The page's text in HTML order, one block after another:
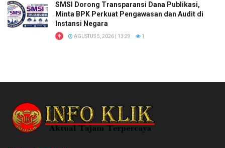
SMSI Dorong Transparansi Dana Publikasi,
Minta BPK Perkuat Pengawasan dan Audit di
Instansi Negara
AGUSTUS 5, 2026 | 13:29 1